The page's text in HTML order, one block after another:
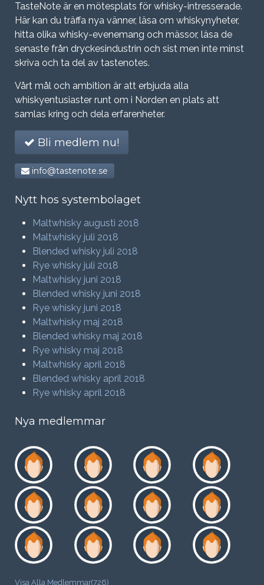
TasteNote är en mötesplats för whisky-intresserade.
Här kan du träffa nya vänner, läsa om whiskynyheter,
hitta olika whisky-evenemang och mässor, läsa de
senaste från dryckesindustrin och sist men inte minst
skriva och ta del av tastenotes.
Vårt mål och ambition är att erbjuda alla
whiskyentusiaster runt om i Norden en plats att
samlas kring och dela erfarenheter.
Bli medlem nu!
info@tastenote.se
Nytt hos systembolaget
Maltwhisky augusti 2018
Maltwhisky juli 2018
Blended whisky juli 2018
Rye whisky juli 2018
Maltwhisky juni 2018
Blended whisky juni 2018
Rye whisky juni 2018
Maltwhisky maj 2018
Blended whisky maj 2018
Rye whisky maj 2018
Maltwhisky april 2018
Blended whisky april 2018
Rye whisky april 2018
Nya medlemmar
Visa Alla Medlemmar(726)